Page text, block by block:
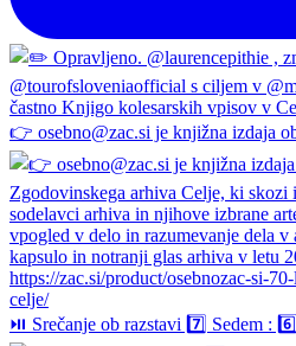
👉 osebno@zac.si je knjižna izdaja
⏯️ Srečanje ob razstavi 7️⃣ Sedem :